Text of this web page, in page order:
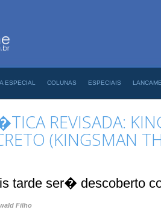
ESPECIAL COLUNAS ESPECIAIS
REVISADA:
(KINGSMAN
tarde ser� descoberto
Filho